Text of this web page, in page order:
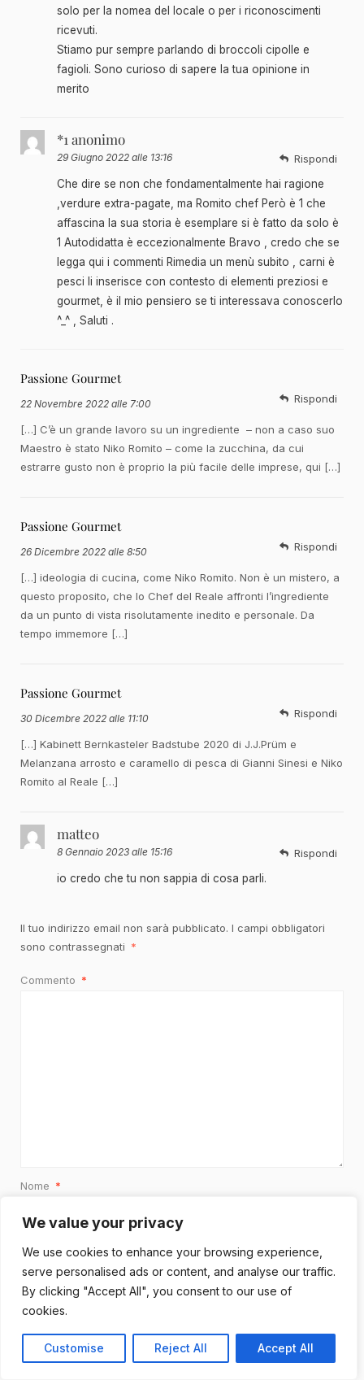
We value your privacy
We use cookies to enhance your browsing experience,
serve personalised ads or content, and analyse our traffic.
By clicking "Accept All", you consent to our use of
cookies.
Customise Reject All Accept All
solo per la nomea del locale o per i riconoscimenti
ricevuti.
Stiamo pur sempre parlando di broccoli cipolle e
fagioli. Sono curioso di sapere la tua opinione in
merito
*1 anonimo
29 Giugno 2022 alle 13:16
Che dire se non che fondamentalmente hai ragione
,verdure extra-pagate, ma Romito chef Però è 1 che
affascina la sua storia è esemplare si è fatto da solo è
1 Autodidatta è eccezionalmente Bravo , credo che se
legga qui i commenti Rimedia un menù subito , carni è
pesci li inserisce con contesto di elementi preziosi e
gourmet, è il mio pensiero se ti interessava conoscerlo
^_^ , Saluti .
Rispondi
Passione Gourmet
22 Novembre 2022 alle 7:00
[…] C’è un grande lavoro su un ingrediente – non a caso suo
Maestro è stato Niko Romito – come la zucchina, da cui
estrarre gusto non è proprio la più facile delle imprese, qui […]
Rispondi
Passione Gourmet
26 Dicembre 2022 alle 8:50
[…] ideologia di cucina, come Niko Romito. Non è un mistero, a
questo proposito, che lo Chef del Reale affronti l’ingrediente
da un punto di vista risolutamente inedito e personale. Da
tempo immemore […]
Rispondi
Passione Gourmet
30 Dicembre 2022 alle 11:10
[…] Kabinett Bernkasteler Badstube 2020 di J.J.Prüm e
Melanzana arrosto e caramello di pesca di Gianni Sinesi e Niko
Romito al Reale […]
Rispondi
matteo
8 Gennaio 2023 alle 15:16
io credo che tu non sappia di cosa parli.
Rispondi
Il tuo indirizzo email non sarà pubblicato. I campi obbligatori
sono contrassegnati *
Commento *
Nome *
Email *
Sito web